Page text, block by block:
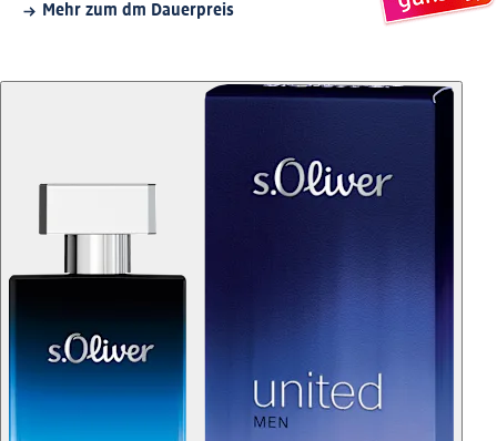
Mehr zum dm Dauerpreis